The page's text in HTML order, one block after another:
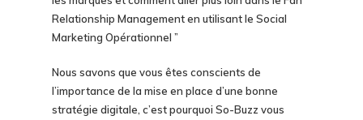
Relationship Management en utilisant le Social
Marketing Opérationnel ”
Nous savons que vous êtes conscients de
l’importance de la mise en place d’une bonne
stratégie digitale, c’est pourquoi So-Buzz vous